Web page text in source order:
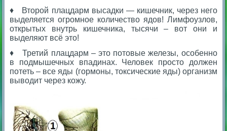
♦ Второй плацдарм высадки — кишечник, через него
выделяется огромное количество ядов! Лимфоузлов,
открытых внутрь кишечника, тысячи – вот они и
выделяют всё это!
♦ Третий плацдарм – это потовые железы, особенно
в подмышечных впадинах. Человек просто должен
потеть – все яды (гормоны, токсические яды) организм
выводит через кожу.